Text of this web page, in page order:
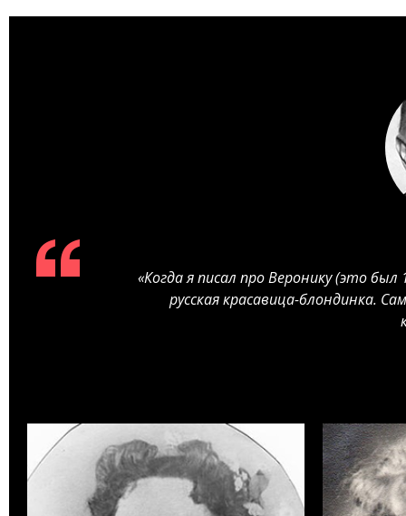
«Когда я писал про Веронику (это
русская красавица-блондинка.